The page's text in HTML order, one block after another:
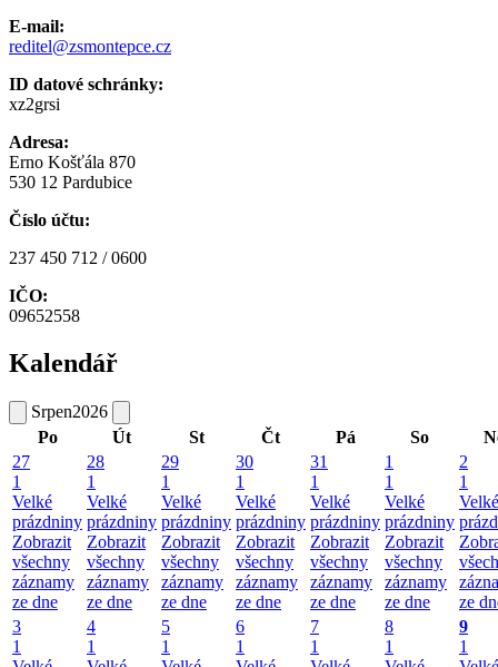
E-mail:
reditel@zsmontepce.cz
ID datové schránky:
xz2grsi
Adresa:
Erno Košťála 870
530 12 Pardubice
Číslo účtu:
237 450 712 / 0600
IČO:
09652558
Kalendář
Srpen2026
Po
Út St Čt Pá So
27
1
Velké
prázdniny
Zobrazit
všechny
záznamy
ze dne
28
1
Velké
prázdniny
Zobrazit
všechny
záznamy
ze dne
29
1
Velké
prázdniny
Zobrazit
všechny
záznamy
ze dne
30
1
Velké
prázdniny
Zobrazit
všechny
záznamy
ze dne
31
1
Velké
prázdniny
Zobrazit
všechny
záznamy
ze dne
1
1
Velké
prázdniny
Zobrazit
všechny
záznamy
ze dne
2
1
Velké
ze
3
1
4
1
5
1
6
1
7
1
8
1
9
1